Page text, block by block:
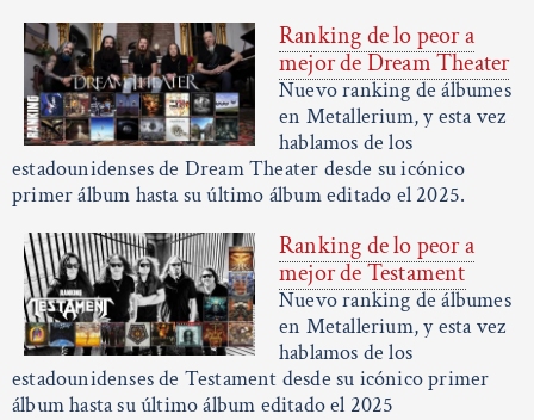
Ranking de lo peor a
mejor de Dream Theater
Nuevo ranking de álbumes
en Metallerium, y esta vez
hablamos de los
estadounidenses de Dream Theater desde su icónico
primer álbum hasta su último álbum editado el 2025.
Ranking de lo peor a
mejor de Testament
Nuevo ranking de álbumes
en Metallerium, y esta vez
hablamos de los
estadounidenses de Testament desde su icónico primer
álbum hasta su último álbum editado el 2025